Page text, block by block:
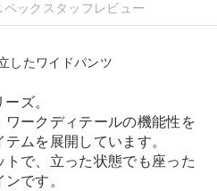
ック スタッフレビュー
したワイドパンツ
ズ。
ワークディテールの機能性を
ムを展開しています。
で、立った状態でも座った
です。